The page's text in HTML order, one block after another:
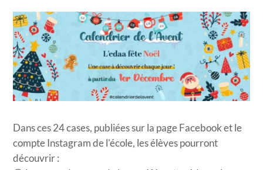
​Dans ces 24 cases, publiées sur la page Facebook et le
compte Instagram de l'école, les élèves pourront
découvrir :